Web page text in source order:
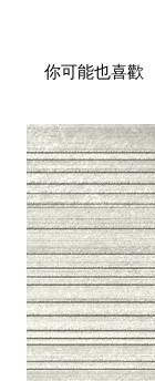
你可能也喜歡